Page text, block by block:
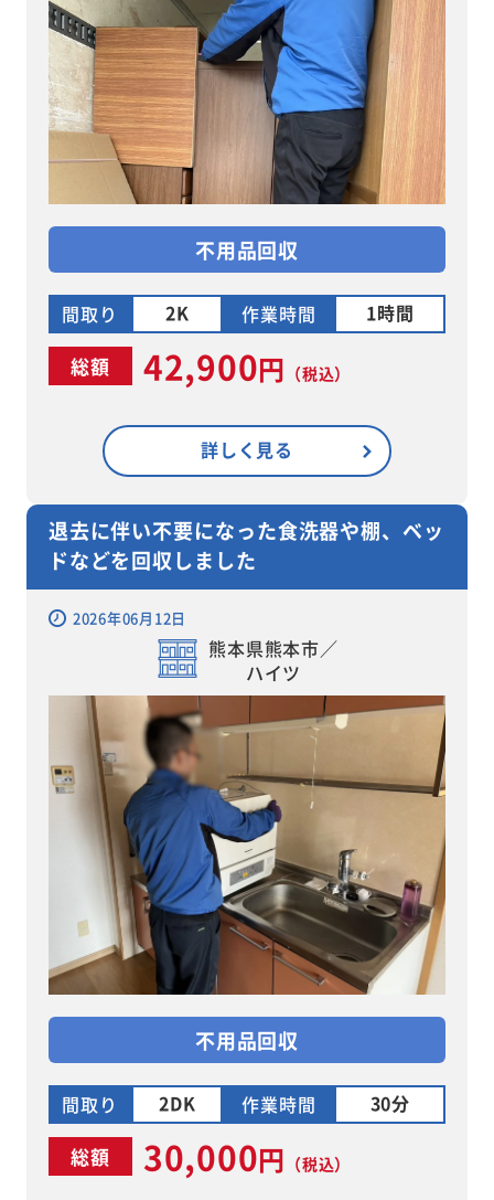
不用品回収
間取り 2K 作業時間 1時間
総額 42,900円 （税込）
詳しく見る
退去に伴い不要になった食洗器や棚、ベッ
ドなどを回収しました
2026年06月12日
熊本県熊本市／
ハイツ
不用品回収
間取り 2DK 作業時間 30分
総額 30,000円 （税込）